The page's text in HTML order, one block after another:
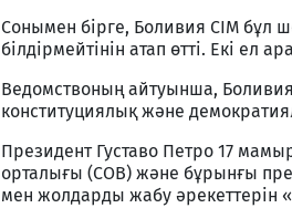
Сонымен бірге, Боливия СІМ бұл
білдірмейтінін атап өтті. Екі ел
Ведомствоның айтуынша,
конституциялық және
Президент Густаво Петро 17
орталығы (COB) және бұрынғы
мен жолдарды жабу әрекеттерін